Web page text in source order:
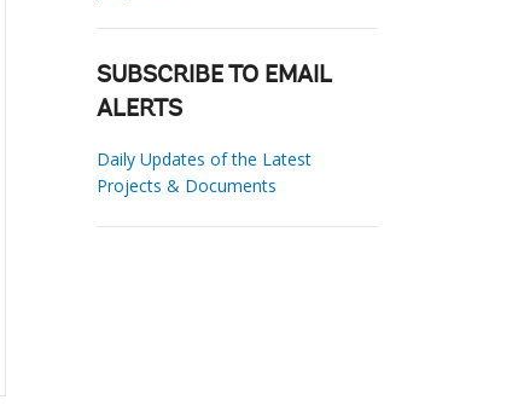
SUBSCRIBE TO EMAIL
ALERTS
Daily Updates of the Latest
Projects & Documents